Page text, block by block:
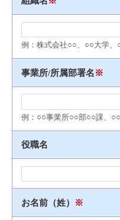
例：株式会社○○、○○大学
事業所/所属部署名※
例：○○事業所○○部○○課、
役職名
お名前（姓） ※